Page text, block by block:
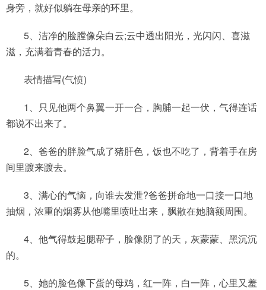
身旁，就好似躺在母亲的环里。
5、洁净的脸膛像朵白云;云中透出阳光，光闪闪、喜滋
滋，充满着青春的活力。
表情描写(气愤)
1、只见他两个鼻翼一开一合，胸脯一起一伏，气得连话
都说不出来了。
2、爸爸的胖脸气成了猪肝色，饭也不吃了，背着手在房
间里踱来踱去。
3、满心的气恼，向谁去发泄?爸爸拼命地一口接一口地
抽烟，浓重的烟雾从他嘴里喷吐出来，飘散在她脑额周围。
4、他气得鼓起腮帮子，脸像阴了的天，灰蒙蒙、黑沉沉
的。
5、她的脸色像下蛋的母鸡，红一阵，白一阵，心里又羞